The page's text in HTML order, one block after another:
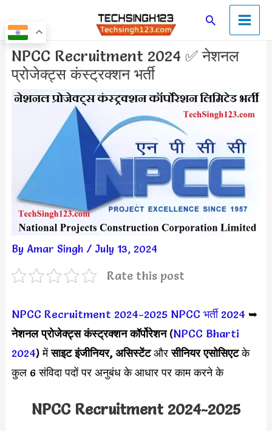
to
content
SearchMain
Menu
NPCC Recruitment 2024 ✅ नेशनल
प्रोजेक्ट्स कंस्ट्रक्शन भर्ती
By Amar Singh / July 13, 2024
Rate this post
NPCC Recruitment 2024-2025 NPCC भर्ती 2024 ➥
नेशनल प्रोजेक्ट्स कंस्ट्रक्शन कॉर्पोरेशन(NPCC Bharti
2024) मेंसाइट इंजीनियर, असिस्टेंटऔरसीनियर एसोसिएटके
कुल 6 संविदा पदों पर अनुबंध के आधार पर काम करने के
NPCC Recruitment 2024-2025
Post
navigation